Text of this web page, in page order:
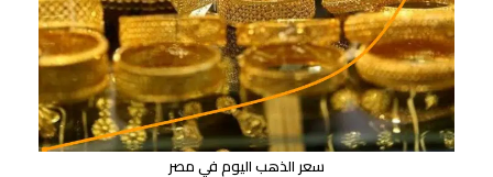
سعر الذهب اليوم في مصر